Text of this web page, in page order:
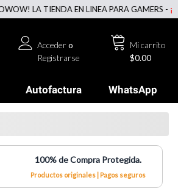
LA TIENDA EN LINEA PARA GAMERS -
Mi carrito
$0.00
Accedero
Registrarse
Autofactura WhatsApp
100% de Compra Protegida.
Productos originales | Pagos seguros